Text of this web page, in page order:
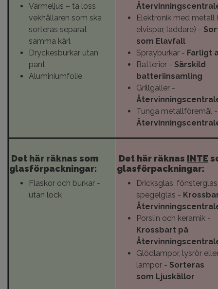
Värmeljus – ta loss
vekhållaren som ska
sorteras separat
samma kärl
Dryckesburkar utan
pant
Aluminiumfolie
Elektronik med metall
elvispar, laddare) -
som Elavfall
Sprayburkar - Farligt
Batterier - Särskild
batteriinsamling
Grillgaller -
Tunga metallföremål -
Det här räknas som
glasförpackningar:
Flaskor och burkar -
utan lock
Det här räknas INTE
glasförpackningar:
Dricksglas,
spegelglas -
Porslin och keramik -
Krossbart på
Glödlampor, lysrör
lampor - Sorteras
som Ljuskällor